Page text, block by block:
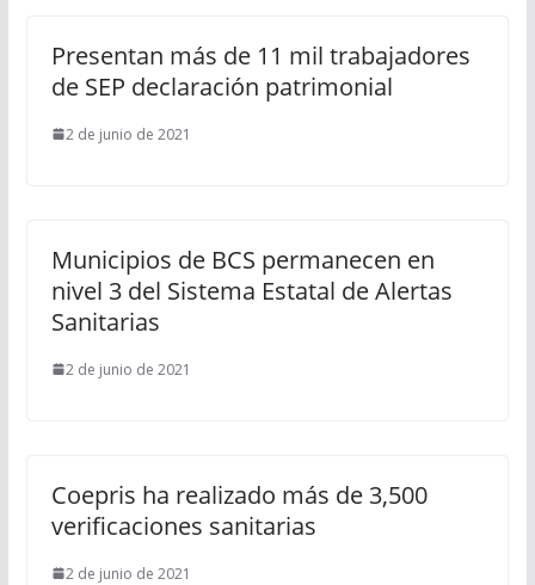
Presentan más de 11 mil trabajadores
de SEP declaración patrimonial
2 de junio de 2021
Municipios de BCS permanecen en
nivel 3 del Sistema Estatal de Alertas
Sanitarias
2 de junio de 2021
Coepris ha realizado más de 3,500
verificaciones sanitarias
2 de junio de 2021